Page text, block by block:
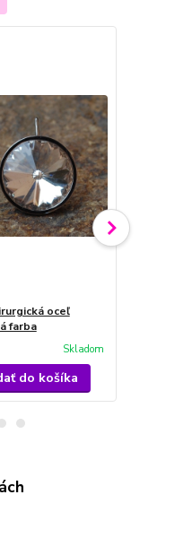
oceľ
farba
Skladom
do košíka